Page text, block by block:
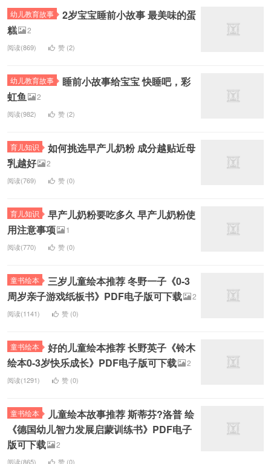
幼儿教育故事
2岁宝宝睡前小故事 最美味的蛋
糕
2
阅读(869) 赞 (2)
幼儿教育故事
睡前小故事给宝宝 快睡吧，彩
虹鱼
2
阅读(982) 赞 (2)
育儿知识
如何挑选早产儿奶粉 成分越贴近母
乳越好
2
阅读(769) 赞 (0)
育儿知识
早产儿奶粉要吃多久 早产儿奶粉使
用注意事项
1
阅读(770) 赞 (0)
童书绘本
三岁儿童绘本推荐 冬野一子《0-3
周岁亲子游戏纸板书》PDF电子版可下载
2
阅读(1141) 赞 (0)
童书绘本
好的儿童绘本推荐 长野英子《铃木
绘本0-3岁快乐成长》PDF电子版可下载
2
阅读(1291) 赞 (0)
童书绘本
儿童绘本故事推荐 斯蒂芬?洛普 绘
《德国幼儿智力发展启蒙训练书》PDF电子
版可下载
2
阅读(865) 赞 (0)